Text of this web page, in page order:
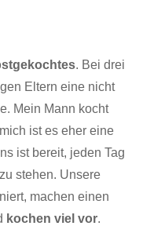
. Bei drei
Eltern eine nicht
Mein Mann kocht
ist es eher eine
ist bereit, jeden Tag
stehen. Unsere
machen einen
kochen viel vor.